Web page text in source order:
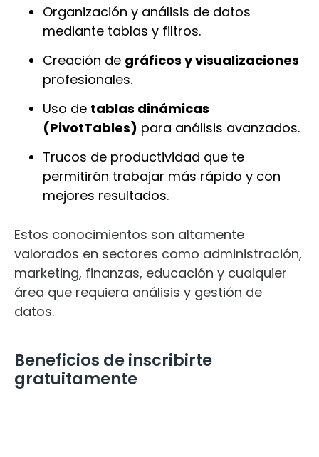
Organización y análisis de datos
mediante tablas y filtros.
Creación de gráficos y visualizaciones
profesionales.
Uso de tablas dinámicas
(PivotTables) para análisis avanzados.
Trucos de productividad que te
permitirán trabajar más rápido y con
mejores resultados.
Estos conocimientos son altamente
valorados en sectores como administración,
marketing, finanzas, educación y cualquier
área que requiera análisis y gestión de
datos.
Beneficios de inscribirte
gratuitamente